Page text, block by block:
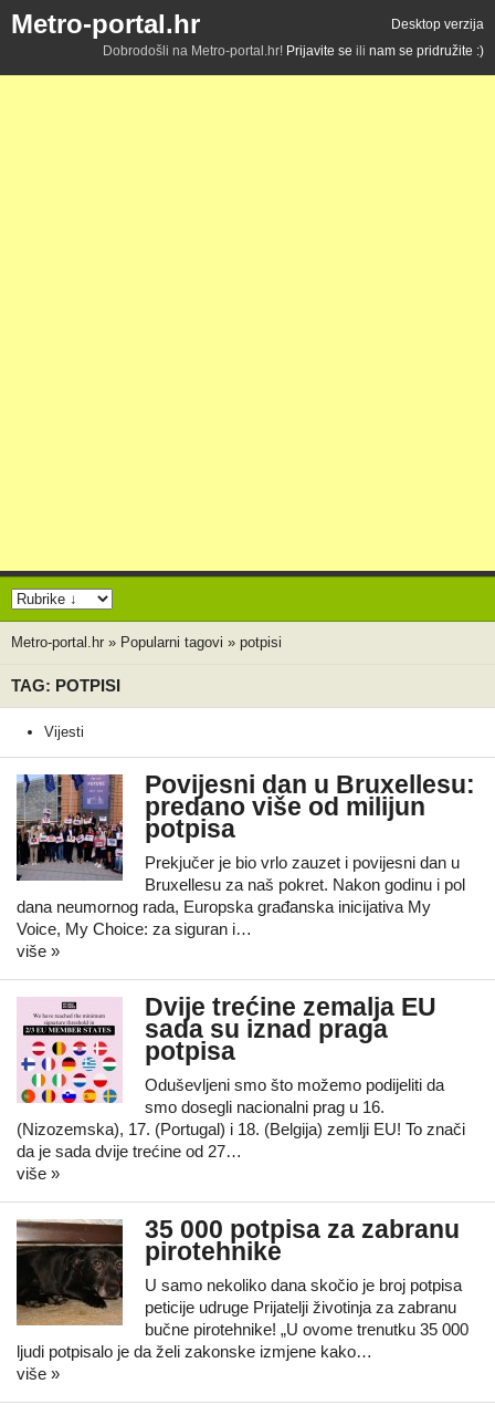
Metro-portal.hr
Desktop verzija
Dobrodošli na Metro-portal.hr! Prijavite se ili nam se pridružite :)
Metro-portal.hr » Popularni tagovi » potpisi
TAG: POTPISI
Vijesti
Povijesni dan u Bruxellesu:
predano više od milijun
potpisa
Prekjučer je bio vrlo zauzet i povijesni dan u
Bruxellesu za naš pokret. Nakon godinu i pol
dana neumornog rada, Europska građanska inicijativa My
Voice, My Choice: za siguran i…
više »
Dvije trećine zemalja EU
sada su iznad praga
potpisa
Oduševljeni smo što možemo podijeliti da
smo dosegli nacionalni prag u 16.
(Nizozemska), 17. (Portugal) i 18. (Belgija) zemlji EU! To znači
da je sada dvije trećine od 27…
više »
35 000 potpisa za zabranu
pirotehnike
U samo nekoliko dana skočio je broj potpisa
peticije udruge Prijatelji životinja za zabranu
bučne pirotehnike! „U ovome trenutku 35 000
ljudi potpisalo je da želi zakonske izmjene kako…
više »